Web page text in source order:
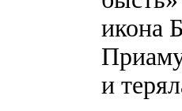
икона
и